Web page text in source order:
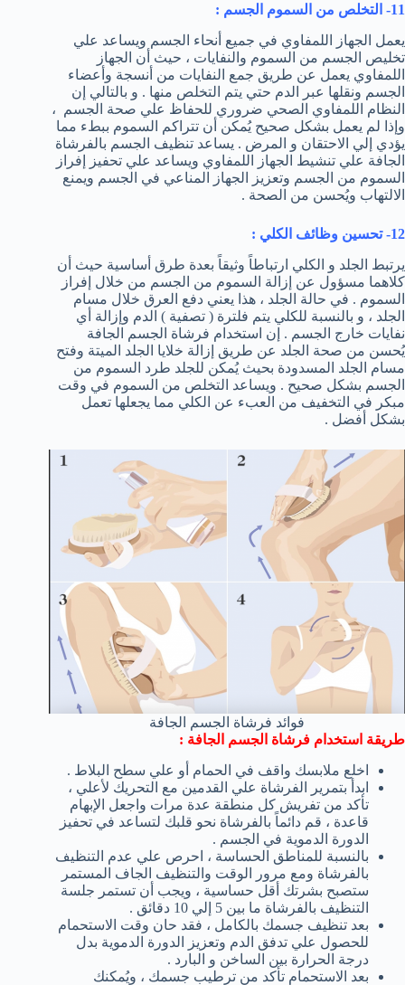
11- التخلص من السموم الجسم :
يعمل الجهاز اللمفاوي في جميع أنحاء الجسم ويساعد علي
تخليص الجسم من السموم والنفايات ، حيث أن الجهاز
اللمفاوي يعمل عن طريق جمع النفايات من أنسجة وأعضاء
الجسم ونقلها عبر الدم حتي يتم التخلص منها . و بالتالي إن
النظام اللمفاوي الصحي ضروري للحفاظ علي صحة الجسم ،
وإذا لم يعمل بشكل صحيح يُمكن أن تتراكم السموم ببطء مما
يؤدي إلي الاحتقان و المرض . يساعد تنظيف الجسم بالفرشاة
الجافة علي تنشيط الجهاز اللمفاوي ويساعد علي تحفيز إفراز
السموم من الجسم وتعزيز الجهاز المناعي في الجسم ويمنع
الالتهاب ويُحسن من الصحة .
12- تحسين وظائف الكلي :
يرتبط الجلد و الكلي ارتباطاً وثيقاً بعدة طرق أساسية حيث أن
كلاهما مسؤول عن إزالة السموم من الجسم من خلال إفراز
السموم . في حالة الجلد ، هذا يعني دفع العرق خلال مسام
الجلد ، و بالنسبة للكلي يتم فلترة ( تصفية ) الدم وإزالة أي
نفايات خارج الجسم . إن استخدام فرشاة الجسم الجافة
يُحسن من صحة الجلد عن طريق إزالة خلايا الجلد الميتة وفتح
مسام الجلد المسدودة بحيث يُمكن للجلد طرد السموم من
الجسم بشكل صحيح . ويساعد التخلص من السموم في وقت
مبكر في التخفيف من العبء عن الكلي مما يجعلها تعمل
بشكل أفضل .
فوائد فرشاة الجسم الجافة
طريقة استخدام فرشاة الجسم الجافة :
اخلع ملابسك واقف في الحمام أو علي سطح البلاط .
ابدأ بتمرير الفرشاة علي القدمين مع التحريك لأعلي ،
تأكد من تفريش كل منطقة عدة مرات واجعل الإبهام
قاعدة ، قم دائماً بالفرشاة نحو قلبك لتساعد في تحفيز
الدورة الدموية في الجسم .
بالنسبة للمناطق الحساسة ، احرص علي عدم التنظيف
بالفرشاة ومع مرور الوقت والتنظيف الجاف المستمر
ستصبح بشرتك أقل حساسية ، ويجب أن تستمر جلسة
التنظيف بالفرشاة ما بين 5 إلي 10 دقائق .
بعد تنظيف جسمك بالكامل ، فقد حان وقت الاستحمام
للحصول علي تدفق الدم وتعزيز الدورة الدموية بدل
درجة الحرارة بين الساخن و البارد .
بعد الاستحمام تأكد من ترطيب جسمك ، ويُمكنك